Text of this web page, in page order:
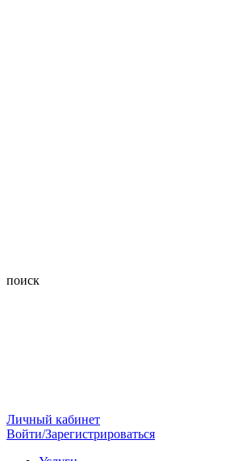
поиск
Личный кабинет
Войти/Зарегистрироваться